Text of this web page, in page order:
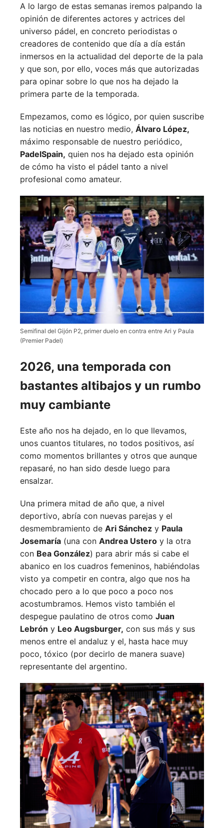
A lo largo de estas semanas iremos palpando la
opinión de diferentes actores y actrices del
universo pádel, en concreto periodistas o
creadores de contenido que día a día están
inmersos en la actualidad del deporte de la pala
y que son, por ello, voces más que autorizadas
para opinar sobre lo que nos ha dejado la
primera parte de la temporada.
Empezamos, como es lógico, por quien suscribe
las noticias en nuestro medio, Álvaro López,
máximo responsable de nuestro periódico,
PadelSpain, quien nos ha dejado esta opinión
de cómo ha visto el pádel tanto a nivel
profesional como amateur.
Semifinal del Gijón P2, primer duelo en contra entre Ari y Paula
(Premier Padel)
2026, una temporada con
bastantes altibajos y un rumbo
muy cambiante
Este año nos ha dejado, en lo que llevamos,
unos cuantos titulares, no todos positivos, así
como momentos brillantes y otros que aunque
repasaré, no han sido desde luego para
ensalzar.
Una primera mitad de año que, a nivel
deportivo, abría con nuevas parejas y el
desmembramiento de Ari Sánchez y Paula
Josemaría (una con Andrea Ustero y la otra
con Bea González) para abrir más si cabe el
abanico en los cuadros femeninos, habiéndolas
visto ya competir en contra, algo que nos ha
chocado pero a lo que poco a poco nos
acostumbramos. Hemos visto también el
despegue paulatino de otros como Juan
Lebrón y Leo Augsburger, con sus más y sus
menos entre el andaluz y el, hasta hace muy
poco, tóxico (por decirlo de manera suave)
representante del argentino.